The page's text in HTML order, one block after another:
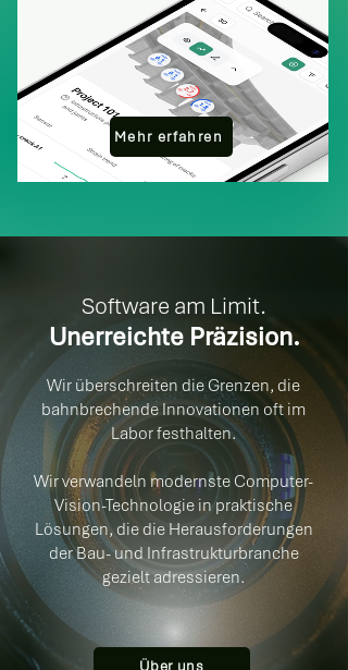
Mehr erfahren
Software am Limit.
Unerreichte Präzision.
Wir überschreiten die Grenzen, die
bahnbrechende Innovationen oft im
Labor festhalten.
Wir verwandeln modernste Computer-
Vision-Technologie in praktische
Lösungen, die die Herausforderungen
der Bau- und Infrastrukturbranche
gezielt adressieren.
Über uns